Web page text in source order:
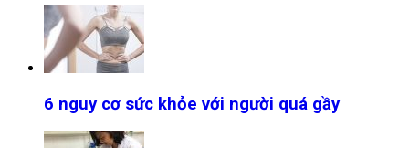
6 nguy cơ sức khỏe với người quá gầy